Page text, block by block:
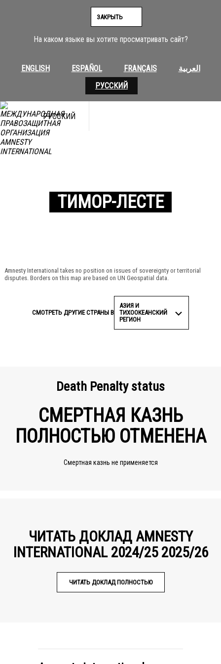
На каком языке вы хотите просматривать сайт?
ENGLISH ESPAÑOL FRANÇAIS
العربية
РУССКИЙ
ЗАКРЫТЬ
РУССКИЙ
ТИМОР-ЛЕСТЕ
Amnesty International takes no position on issues of sovereignty or territorial
disputes. Borders on this map are based on UN Geospatial data.
СМОТРЕТЬ ДРУГИЕ СТРАНЫ В
АЗИЯ И
ТИХООКЕАНСКИЙ
РЕГИОН
Death Penalty status
СМЕРТНАЯ КАЗНЬ
ПОЛНОСТЬЮ ОТМЕНЕНА
Смертная казнь не применяется
ЧИТАТЬ ДОКЛАД AMNESTY
INTERNATIONAL 2024/25 2025/26
ЧИТАТЬ ДОКЛАД ПОЛНОСТЬЮ